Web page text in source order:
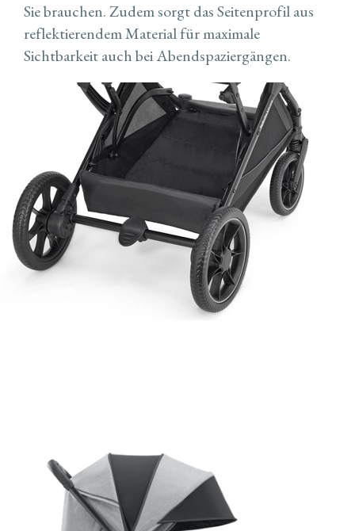
Sie brauchen. Zudem sorgt das Seitenprofil aus
reflektierendem Material für maximale
Sichtbarkeit auch bei Abendspaziergängen.